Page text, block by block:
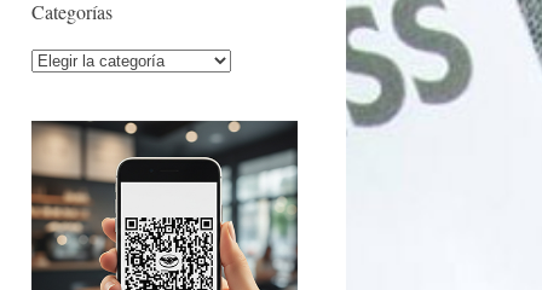
Categorías
Categorías